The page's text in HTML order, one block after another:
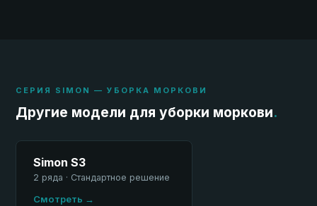
СЕРИЯ SIMON — УБОРКА МОРКОВИ
Другие модели для уборки моркови.
Simon S3
2 ряда · Стандартное решение
Смотреть →